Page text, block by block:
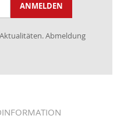
ANMELDEN
Abmeldung